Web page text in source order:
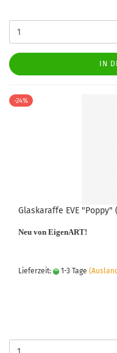
IN
-24%
Glaskaraffe EVE "Poppy"
Neu von EigenART!
Lieferzeit: 1-3 Tage